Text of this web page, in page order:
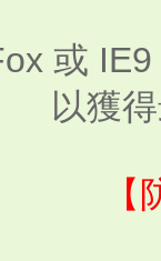
或
以獲